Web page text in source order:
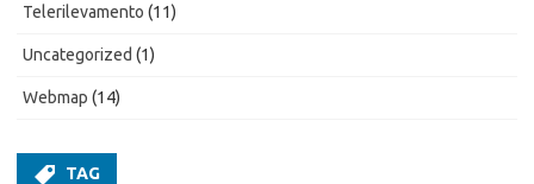
Telerilevamento (11)
Uncategorized (1)
Webmap (14)
TAG